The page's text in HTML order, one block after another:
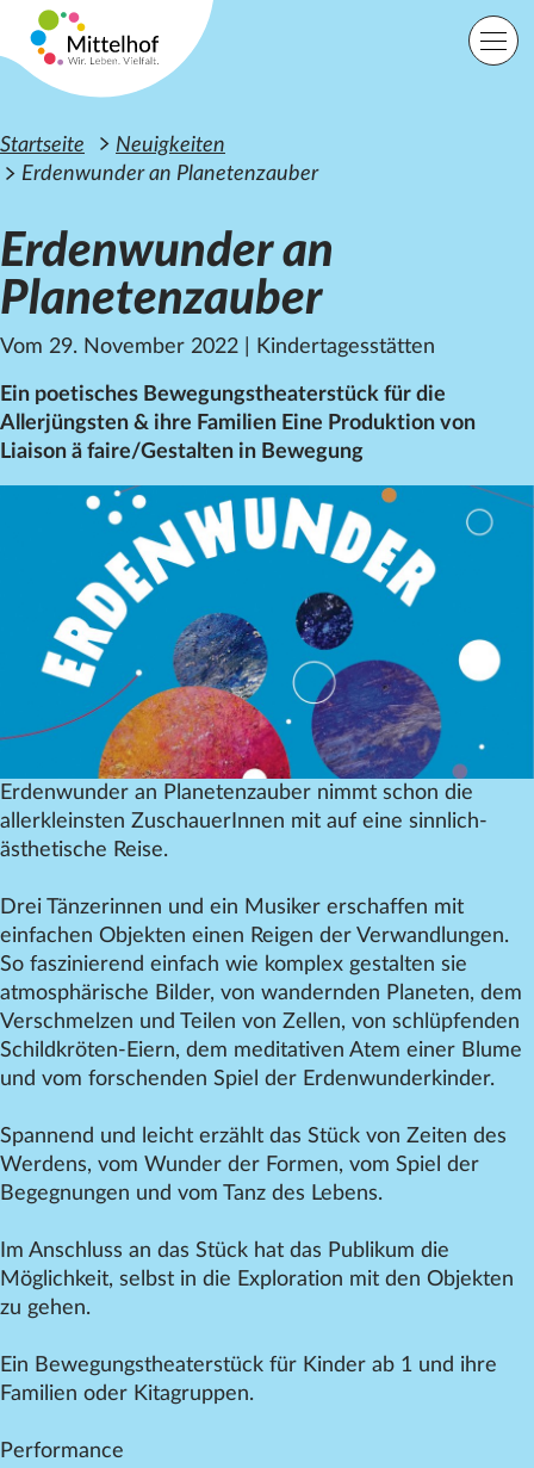
Zum Hauptinhalt der Seite springen
Lage Kontakt
Startseite
Orte
Engagement
Über uns
Karriere
Datenschutz
Impressum
Kontakt
Startseite
Neuigkeiten
Erdenwunder an Planetenzauber
Erdenwunder an
Planetenzauber
Vom 29. November 2022 Kindertagesstätten
Ein poetisches Bewegungstheaterstück für die
Allerjüngsten & ihre Familien Eine Produktion von
Liaison ä faire/Gestalten in Bewegung
Erdenwunder an Planetenzauber nimmt schon die
allerkleinsten ZuschauerInnen mit auf eine sinnlich-
ästhetische Reise.
Drei Tänzerinnen und ein Musiker erschaffen mit
einfachen Objekten einen Reigen der Verwandlungen.
So faszinierend einfach wie komplex gestalten sie
atmosphärische Bilder, von wandernden Planeten, dem
Verschmelzen und Teilen von Zellen, von schlüpfenden
Schildkröten-Eiern, dem meditativen Atem einer Blume
und vom forschenden Spiel der Erdenwunderkinder.
Spannend und leicht erzählt das Stück von Zeiten des
Werdens, vom Wunder der Formen, vom Spiel der
Begegnungen und vom Tanz des Lebens.
Im Anschluss an das Stück hat das Publikum die
Möglichkeit, selbst in die Exploration mit den Objekten
zu gehen.
Ein Bewegungstheaterstück für Kinder ab 1 und ihre
Familien oder Kitagruppen.
Performance